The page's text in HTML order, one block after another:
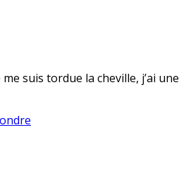
me suis tordue la cheville, j’ai